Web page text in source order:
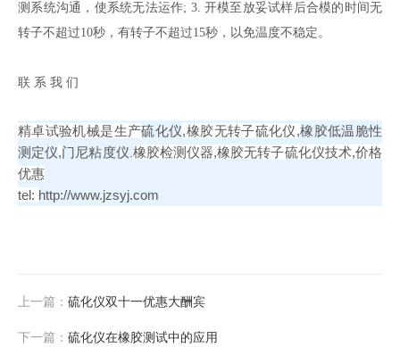
测系统沟通，使系统无法运作; 3. 开模至放妥试样后合模的时间无
转子不超过10秒，有转子不超过15秒，以免温度不稳定。
联 系 我 们
精卓试验机械是生产硫化仪,橡胶无转子硫化仪,橡胶低温脆性
测定仪,门尼粘度仪 橡胶检测仪器,橡胶无转子硫化仪技术,价格
优惠
tel: http://www.jzsyj.com
上一篇： 硫化仪双十一优惠大酬宾
下一篇： 硫化仪在橡胶测试中的应用